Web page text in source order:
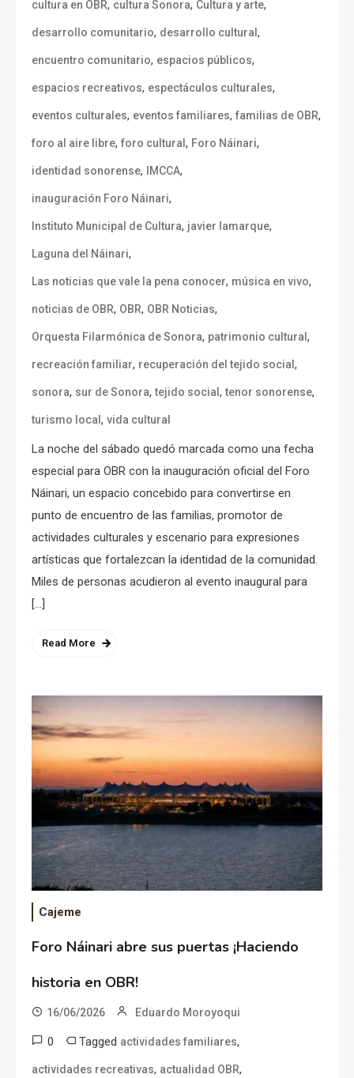
cultura en OBR, cultura Sonora, Cultura y arte,
desarrollo comunitario, desarrollo cultural ,
encuentro comunitario, espacios públicos,
espacios recreativos, espectáculos culturales,
eventos culturales, eventos familiares, familias de OBR,
foro al aire libre, foro cultural , Foro Náinari,
identidad sonorense, IMCCA,
inauguración Foro Náinari,
Instituto Municipal de Cultura, javier lamarque,
Laguna del Náinari,
Las noticias que vale la pena conocer, música en vivo,
noticias de OBR, OBR, OBR Noticias,
Orquesta Filarmónica de Sonora, patrimonio cultural ,
recreación familiar, recuperación del tejido social ,
sonora, sur de Sonora,tejido social ,tenor sonorense,
turismo local , vida cultural
La noche del sábado quedó marcada como una fecha
especial para OBR con la inauguración oficial del Foro
Náinari, un espacio concebido para convertirse en
punto de encuentro de las familias, promotor de
actividades culturales y escenario para expresiones
artísticas que fortalezcan la identidad de la comunidad.
Miles de personas acudieron al evento inaugural para
[…]
Read More
Cajeme
Foro Náinari abre sus puertas ¡Haciendo
historia en OBR!
16/06/2026 Eduardo Moroyoqui
0 Tagged actividades familiares,
actividades recreativas, actualidad OBR,